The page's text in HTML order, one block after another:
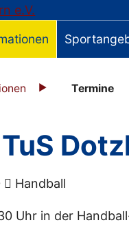
Termine
Handball
Uhr in der